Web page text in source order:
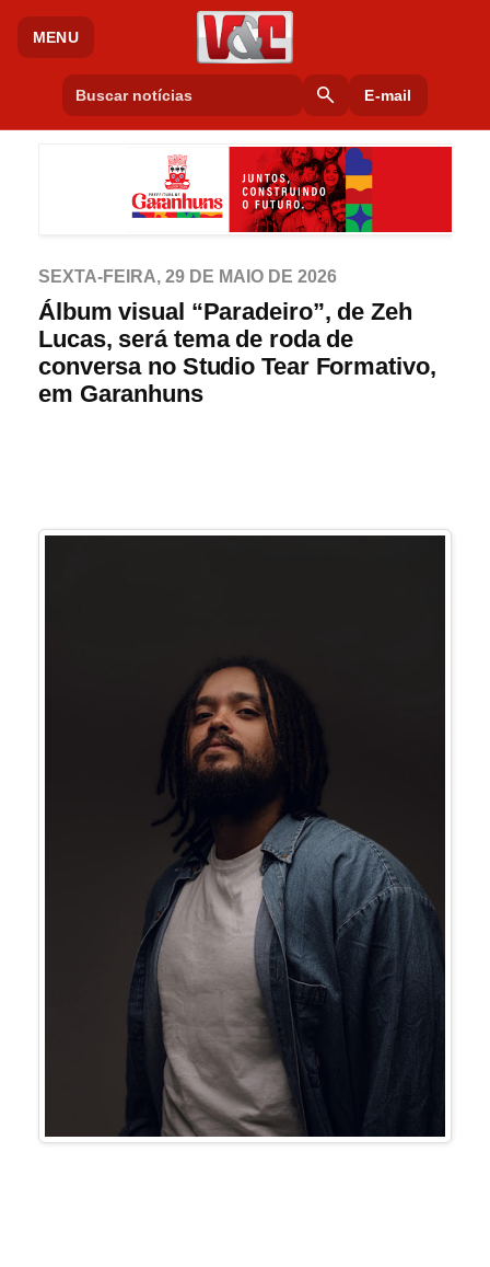
MENU
search E-mail
SEXTA-FEIRA, 29 DE MAIO DE 2026
Álbum visual “Paradeiro”, de Zeh
Lucas, será tema de roda de
conversa no Studio Tear Formativo,
em Garanhuns